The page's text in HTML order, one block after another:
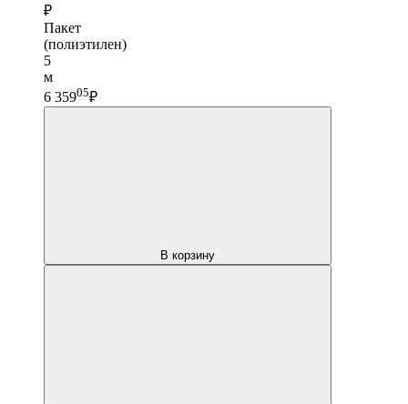
₽
Пакет
(полиэтилен)
5
м
6 35905₽
В корзину